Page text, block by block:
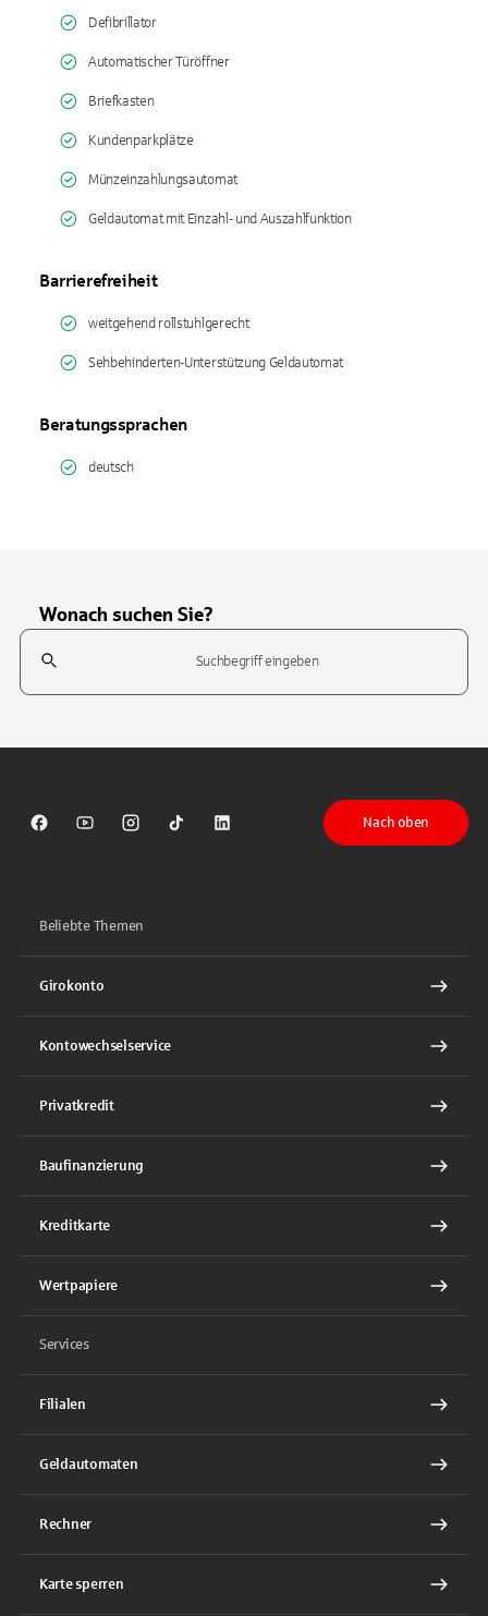
Defibrillator
Automatischer Türöffner
Briefkasten
Kundenparkplätze
Münzeinzahlungsautomat
Geldautomat mit Einzahl- und Auszahlfunktion
Barrierefreiheit
weitgehend rollstuhlgerecht
Sehbehinderten-Unterstützung Geldautomat
Beratungssprachen
deutsch
Wonach suchen Sie?
Suchfeld
Sparkasse auf Facebook
Sparkasse auf Youtube
Sparkasse auf Instagram
Sparkasse auf TikTok
Sparkasse auf LinkedIn
Nach oben
Beliebte Themen
Girokonto
Kontowechselservice
Privatkredit
Baufinanzierung
Kreditkarte
Wertpapiere
Services
Filialen
Geldautomaten
Rechner
Karte sperren